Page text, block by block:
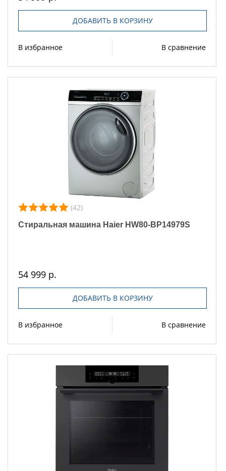
ДОБАВИТЬ В КОРЗИНУ
В избранное В сравнение
(42)
Стиральная машина Haier HW80-BP14979S
54 999 р.
ДОБАВИТЬ В КОРЗИНУ
В избранное В сравнение